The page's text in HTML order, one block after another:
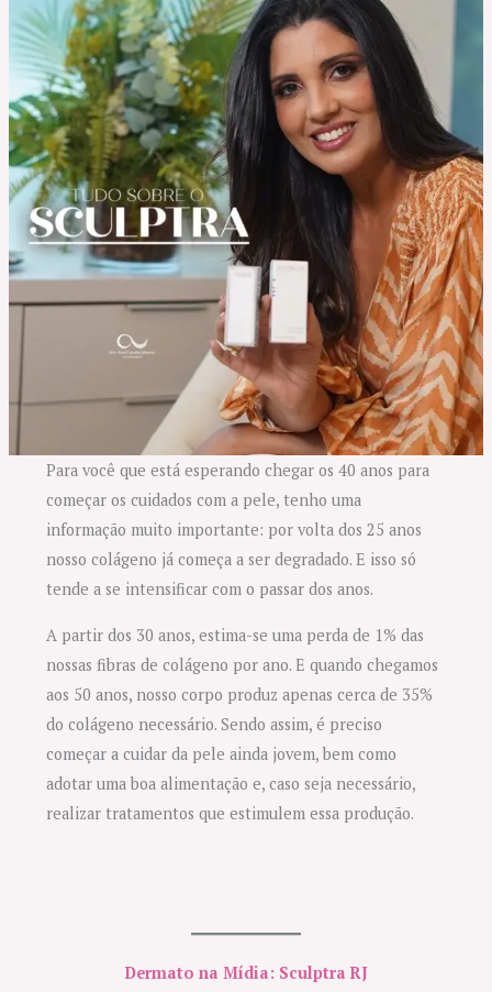
Para você que está esperando chegar os 40 anos para
começar os cuidados com a pele, tenho uma
informação muito importante: por volta dos 25 anos
nosso colágeno já começa a ser degradado. E isso só
tende a se intensificar com o passar dos anos.
A partir dos 30 anos, estima-se uma perda de 1% das
nossas fibras de colágeno por ano. E quando chegamos
aos 50 anos, nosso corpo produz apenas cerca de 35%
do colágeno necessário. Sendo assim, é preciso
começar a cuidar da pele ainda jovem, bem como
adotar uma boa alimentação e, caso seja necessário,
realizar tratamentos que estimulem essa produção.
Dermato na Mídia: Sculptra RJ